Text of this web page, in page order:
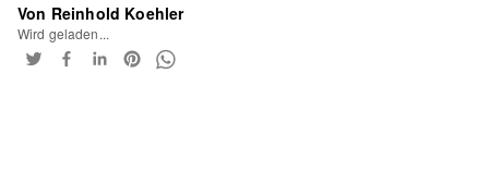
Von Reinhold Koehler
Wird geladen...